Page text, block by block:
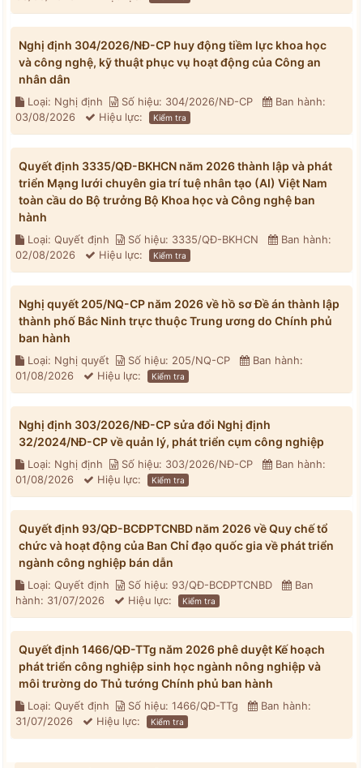
Nghị định 304/2026/NĐ-CP huy động tiềm lực khoa học
và công nghệ, kỹ thuật phục vụ hoạt động của Công an
nhân dân
Loại: Nghị định Số hiệu: 304/2026/NĐ-CP
Ban hành:
03/08/2026
Hiệu lực: Kiểm tra
Quyết định 3335/QĐ-BKHCN năm 2026 thành lập và phát
triển Mạng lưới chuyên gia trí tuệ nhân tạo (AI) Việt Nam
toàn cầu do Bộ trưởng Bộ Khoa học và Công nghệ ban
hành
Loại: Quyết định Số hiệu: 3335/QĐ-BKHCN
Ban hành:
02/08/2026
Hiệu lực: Kiểm tra
Nghị quyết 205/NQ-CP năm 2026 về hồ sơ Đề án thành lập
thành phố Bắc Ninh trực thuộc Trung ương do Chính phủ
ban hành
Loại: Nghị quyết Số hiệu: 205/NQ-CP
Ban hành:
01/08/2026
Hiệu lực: Kiểm tra
Nghị định 303/2026/NĐ-CP sửa đổi Nghị định
32/2024/NĐ-CP về quản lý, phát triển cụm công nghiệp
Loại: Nghị định Số hiệu: 303/2026/NĐ-CP
Ban hành:
01/08/2026
Hiệu lực: Kiểm tra
Quyết định 93/QĐ-BCĐPTCNBD năm 2026 về Quy chế tổ
chức và hoạt động của Ban Chỉ đạo quốc gia về phát triển
ngành công nghiệp bán dẫn
Loại: Quyết định Số hiệu: 93/QĐ-BCĐPTCNBD
Ban
hành: 31/07/2026
Hiệu lực: Kiểm tra
Quyết định 1466/QĐ-TTg năm 2026 phê duyệt Kế hoạch
phát triển công nghiệp sinh học ngành nông nghiệp và
môi trường do Thủ tướng Chính phủ ban hành
Loại: Quyết định Số hiệu: 1466/QĐ-TTg
Ban hành:
31/07/2026
Hiệu lực: Kiểm tra